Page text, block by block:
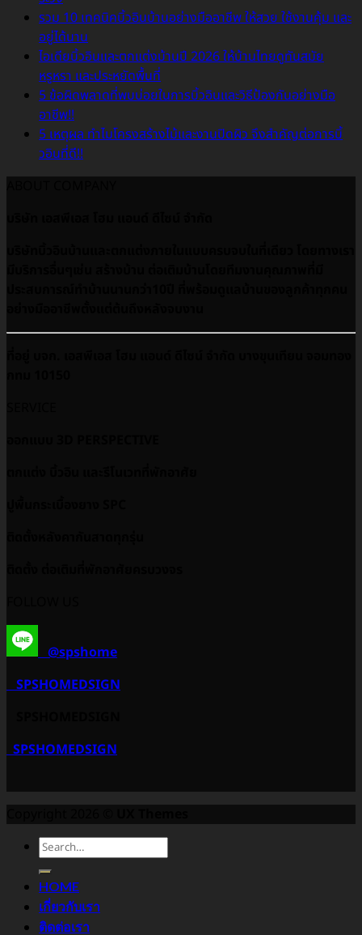
รวม 10 เทคนิคบิ้วอินบ้านอย่างมืออาชีพ ให้สวย ใช้งานคุ้ม และ
อยู่ได้นาน
ไอเดียบิ้วอินและตกแต่งบ้านปี 2026 ให้บ้านไทยดูทันสมัย
หรูหรา และประหยัดพื้นที่
5 ข้อผิดพลาดที่พบบ่อยในการบิ้วอินและวิธีป้องกันอย่างมือ
อาชีพ!!
5 เหตุผล ทำไมโครงสร้างไม้และงานปิดผิว จึงสำคัญต่อการบิ้
วอินที่ดี!!
@spshome
SPSHOMEDSIGN
SPSHOMEDSIGN
HOME
เกี่ยวกับเรา
ติดต่อเรา